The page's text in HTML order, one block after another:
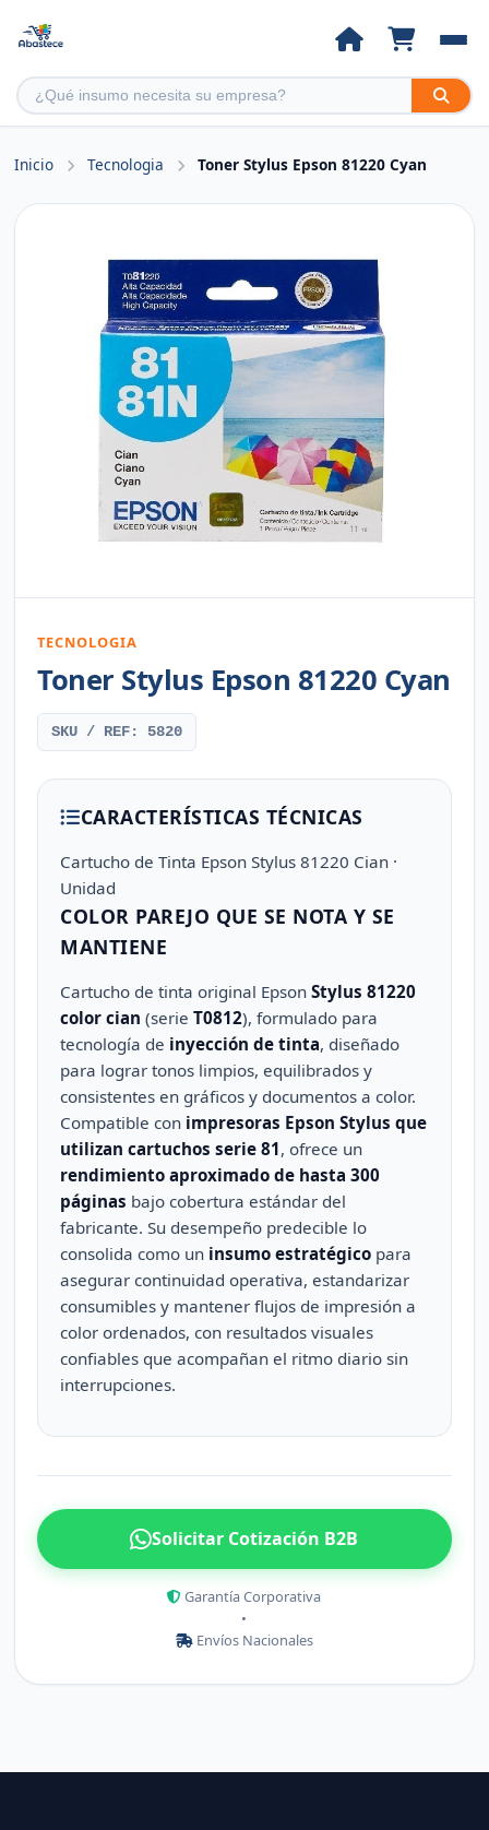
Inicio Tecnologia Toner Stylus Epson 81220 Cyan
TECNOLOGIA
Toner Stylus Epson 81220 Cyan
SKU / REF: 5820
CARACTERÍSTICAS TÉCNICAS
Cartucho de Tinta Epson Stylus 81220 Cian ·
Unidad
COLOR PAREJO QUE SE NOTA Y SE
MANTIENE
Cartucho de tinta original EpsonStylus 81220
color cian (serieT0812), formulado para
tecnología de inyección de tinta, diseñado
para lograr tonos limpios, equilibrados y
consistentes en gráficos y documentos a color.
Compatible con impresoras Epson Stylus que
utilizan cartuchos serie 81, ofrece un
rendimiento aproximado de hasta 300
páginas bajo cobertura estándar del
fabricante. Su desempeño predecible lo
consolida como un insumo estratégico para
asegurar continuidad operativa, estandarizar
consumibles y mantener flujos de impresión a
color ordenados, con resultados visuales
confiables que acompañan el ritmo diario sin
interrupciones.
Solicitar Cotización B2B
Garantía Corporativa
•
Envíos Nacionales